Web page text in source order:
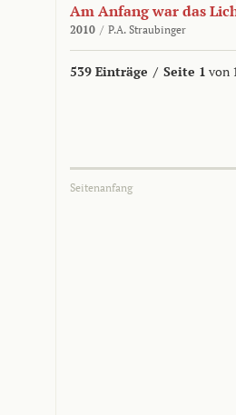
Am Anfang war das
2010 / P.A. Straubinger
539 Einträge / Seite 1 von
Seitenanfang